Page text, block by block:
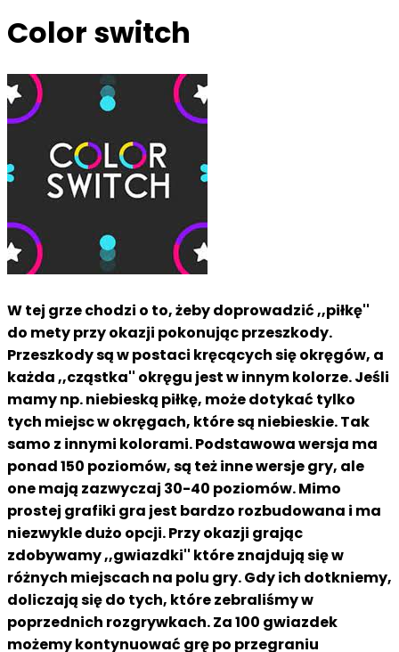
Color switch
W tej grze chodzi o to, żeby doprowadzić ,,piłkę''
do mety przy okazji pokonując przeszkody.
Przeszkody są w postaci kręcących się okręgów, a
każda ,,cząstka'' okręgu jest w innym kolorze. Jeśli
mamy np. niebieską piłkę, może dotykać tylko
tych miejsc w okręgach, które są niebieskie. Tak
samo z innymi kolorami. Podstawowa wersja ma
ponad 150 poziomów, są też inne wersje gry, ale
one mają zazwyczaj 30-40 poziomów. Mimo
prostej grafiki gra jest bardzo rozbudowana i ma
niezwykle dużo opcji. Przy okazji grając
zdobywamy ,,gwiazdki'' które znajdują się w
różnych miejscach na polu gry. Gdy ich dotkniemy,
doliczają się do tych, które zebraliśmy w
poprzednich rozgrywkach. Za 100 gwiazdek
możemy kontynuować grę po przegraniu